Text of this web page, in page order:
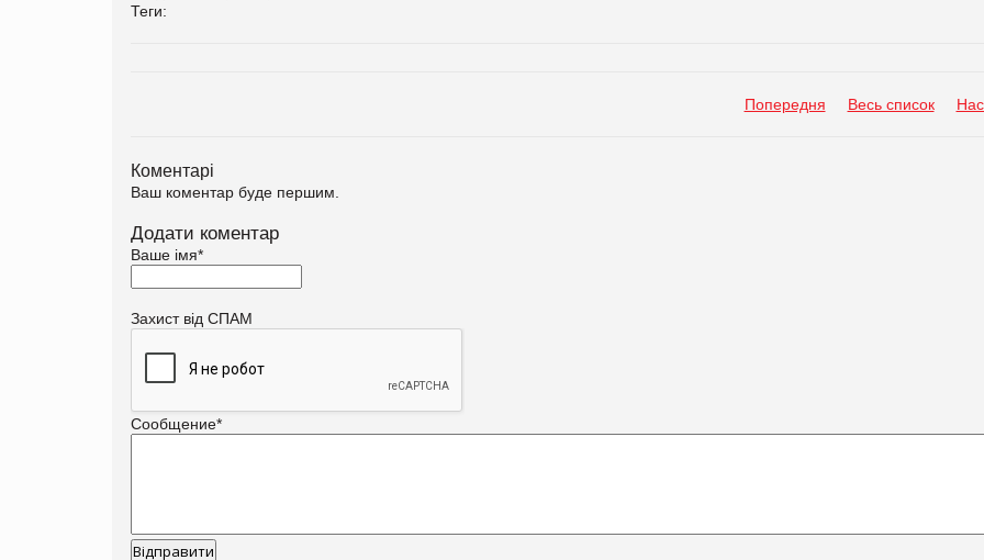
Теги:
Попередня Весь список
Коментарі
Ваш коментар буде першим.
Додати коментар
Ваше імя*
Захист від СПАМ
Сообщение*